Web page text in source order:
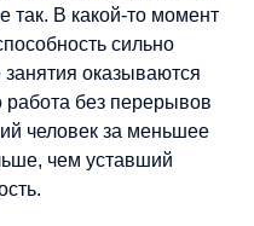
так. В какой-то момент
сильно
оказываются
без перерывов
человек за меньшее
чем уставший